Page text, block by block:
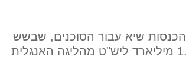
שיא עבור הסוכנים, שבשש
השנים האחרונות הרוויחו 1.5 מיליארד ליש"ט מהליגה האנגלית